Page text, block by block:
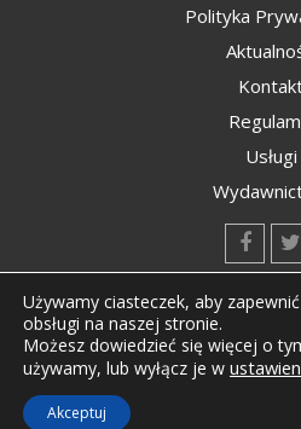
Polityka
Usługi
Copyright © All rights
Używamy ciasteczek, aby
obsługi na naszej stronie.
Możesz dowiedzieć się więcej o
używamy, lub wyłącz je w
Akceptuj